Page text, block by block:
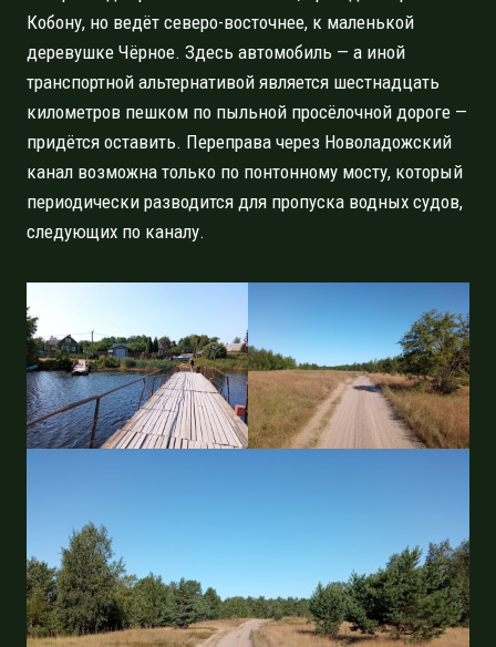
Кобону, но ведёт северо-восточнее, к маленькой
деревушке Чёрное. Здесь автомобиль — а иной
транспортной альтернативой является шестнадцать
километров пешком по пыльной просёлочной дороге —
придётся оставить. Переправа через Новоладожский
канал возможна только по понтонному мосту, который
периодически разводится для пропуска водных судов,
следующих по каналу.